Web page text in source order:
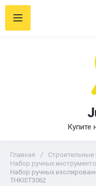
Купите
Главная / Строительные
Набор ручных
Набор ручных
THKIST3062